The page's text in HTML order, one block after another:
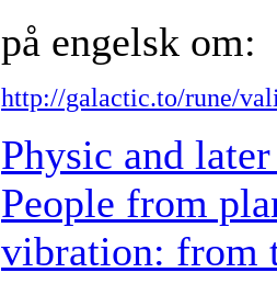
på engelsk om:
http://galactic.to/rune/
Physic and
People from
vibration: from